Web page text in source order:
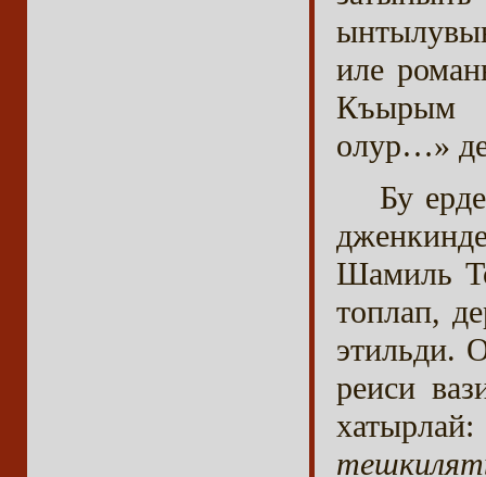
иле
Къырым
олур…»
Бу
Шамиль
топлап,
этильди.
реиси